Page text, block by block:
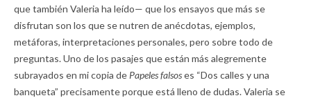
que también Valeria ha leído— que los ensayos que más se
disfrutan son los que se nutren de anécdotas, ejemplos,
metáforas, interpretaciones personales, pero sobre todo de
preguntas. Uno de los pasajes que están más alegremente
subrayados en mi copia de Papeles falsoses “Dos calles y una
banqueta” precisamente porque está lleno de dudas. Valeria se